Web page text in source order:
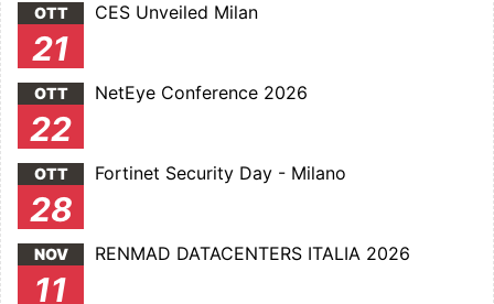
OTT
21
CES Unveiled Milan
OTT
22
NetEye Conference 2026
OTT
28
Fortinet Security Day - Milano
NOV
11
RENMAD DATACENTERS ITALIA 2026